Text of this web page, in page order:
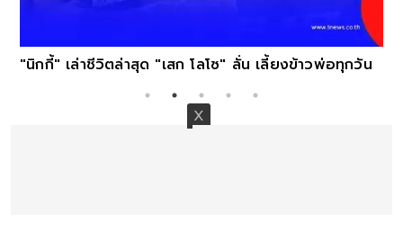
"นิกกี้" เล่าชีวิตล่าสุด "เสก โลโซ" ลั่น เลี้ยงข้าวพ่อทุกวัน